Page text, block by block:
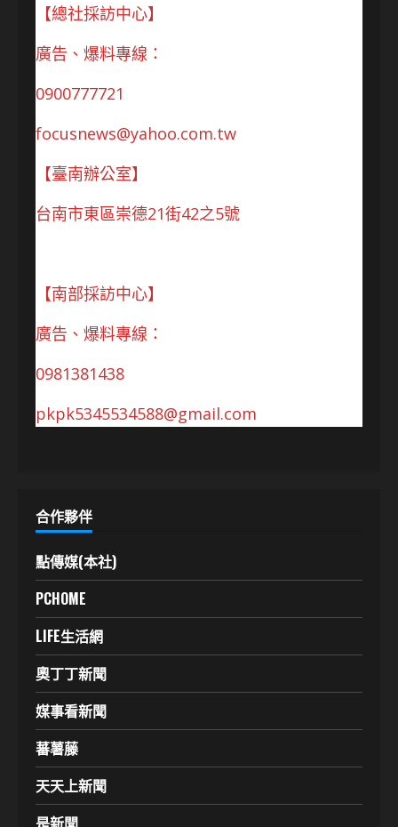
【總社採訪中心】
廣告、爆料專線：
0900777721
focusnews@yahoo.com.tw
【臺南辦公室】
台南市東區崇德21街42之5號
【南部採訪中心】
廣告、爆料專線：
0981381438
pkpk5345534588@gmail.com
合作夥伴
點傳媒(本社)
PCHOME
LIFE生活網
奧丁丁新聞
媒事看新聞
蕃薯藤
天天上新聞